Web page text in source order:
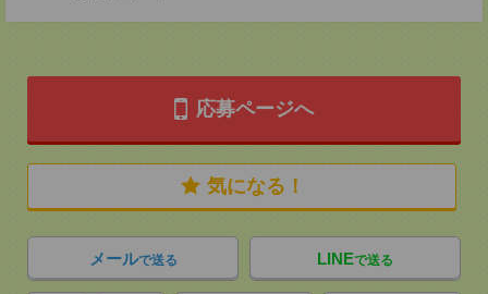
応募ページへ
気になる！
メールで送る LINEで送る